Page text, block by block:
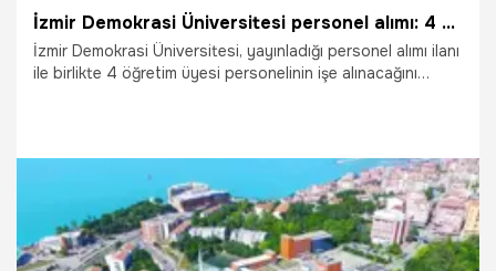
İzmir Demokrasi Üniversitesi personel alımı: 4 öğretim üyesi personeli alınacak
İzmir Demokrasi Üniversitesi, yayınladığı personel alımı ilanı
ile birlikte 4 öğretim üyesi personelinin işe alınacağını
14.08.2025 Gündem